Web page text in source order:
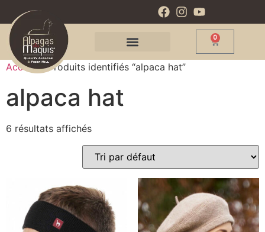
0
Accueil/ Produits identifiés “alpaca hat”
alpaca hat
6 résultats affichés